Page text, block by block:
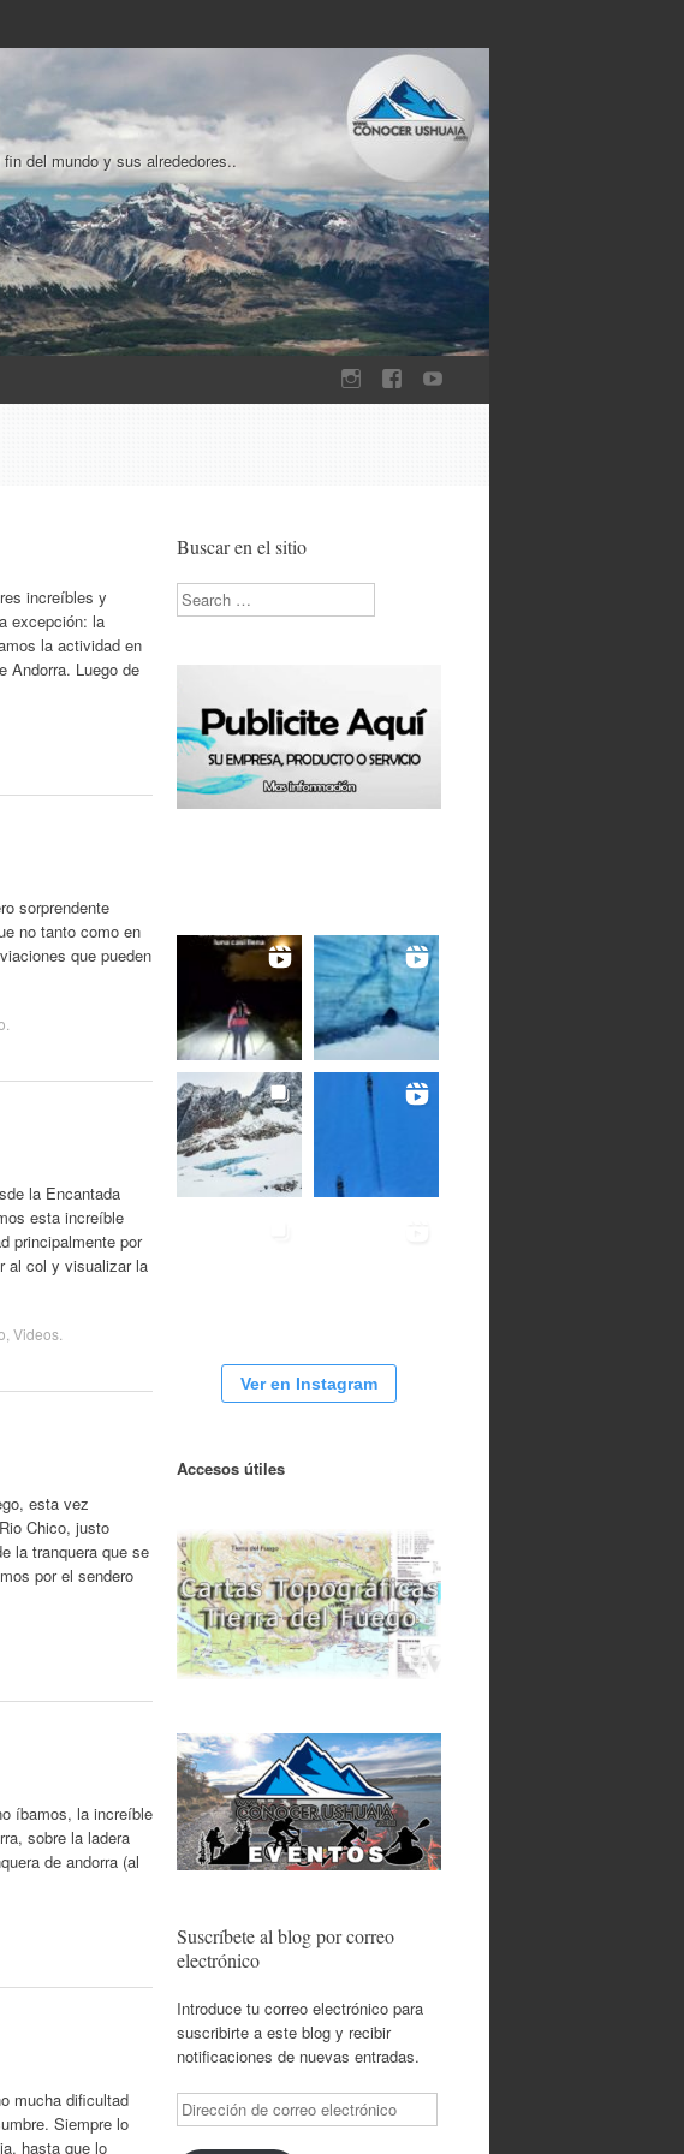
del mundo y sus alrededores..
increíbles y
excepción: la
la actividad en
Andorra. Luego de
sorprendente
no tanto como en
que pueden
la Encantada
esta increíble
principalmente por
al col y visualizar la
Videos
esta vez
Chico, justo
la tranquera que se
por el sendero
íbamos, la increíble
sobre la ladera
de andorra (al
mucha dificultad
Siempre lo
hasta que lo
Buscar en el sitio
Search
Ver en Instagram
Accesos útiles
Suscríbete al blog por correo
electrónico
Introduce tu correo electrónico para
suscribirte a este blog y recibir
notificaciones de nuevas entradas.
Dirección
de